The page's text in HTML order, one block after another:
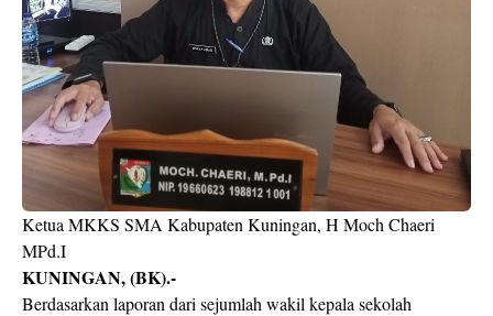
Ketua MKKS SMA Kabupaten Kuningan, H Moch Chaeri
MPd.I
KUNINGAN, (BK).-
Berdasarkan laporan dari sejumlah wakil kepala sekolah